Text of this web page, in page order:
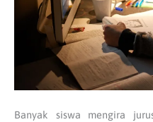
Banyak siswa mengira